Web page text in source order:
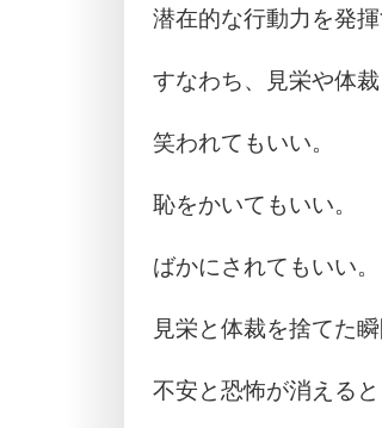
潜在的な行動力を発
すなわち、見栄や体
笑われてもいい。
恥をかいてもいい。
ばかにされてもいい。
見栄と体裁を捨てた
不安と恐怖が消える